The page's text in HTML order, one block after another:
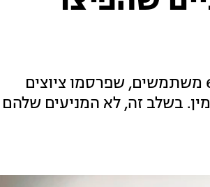
באתר "באזפיד" דווח כי הרשת החברתית השעתה כ-600 משתמשים, שפרסמו ציוצים
בשלב זה, לא המניעים שלהם